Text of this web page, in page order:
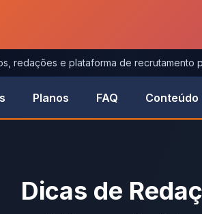
redações e plataforma de recrutamento
Planos FAQ Conteúdo
Dicas de